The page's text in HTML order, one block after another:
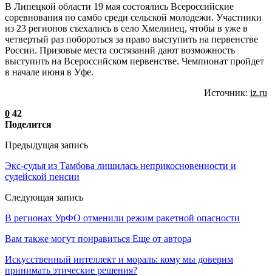
В Липецкой области 19 мая состоялись Всероссийские
соревнования по самбо среди сельской молодежи. Участники
из 23 регионов съехались в село Хмелинец, чтобы в уже в
четвертый раз побороться за право выступить на первенстве
России. Призовые места состязаний дают возможность
выступить на Всероссийском первенстве. Чемпионат пройдет
в начале июня в Уфе.
Источник: iz.ru
0 42
Поделится
Предыдущая запись
Экс-судья из Тамбова лишилась неприкосновенности и
судейской пенсии
Следующая запись
В регионах УрФО отменили режим ракетной опасности
Вам также могут понравиться Еще от автора
Искусственный интеллект и мораль: кому мы доверим
принимать этические решения?